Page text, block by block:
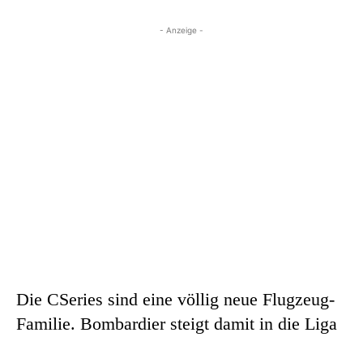
- Anzeige -
Die CSeries sind eine völlig neue Flugzeug-
Familie. Bombardier steigt damit in die Liga